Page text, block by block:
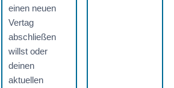
einen neuen
Vertag
abschließen
willst oder
deinen
aktuellen